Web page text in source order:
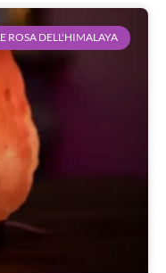
ROSA DELL'HIMALAYA